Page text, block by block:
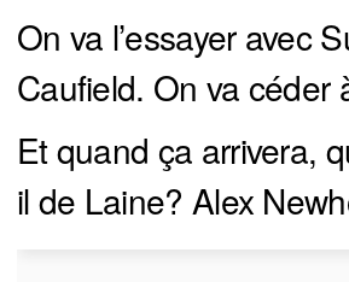
On va l’essayer avec
Caufield. On va céder
Et quand ça arrivera,
il de Laine? Alex